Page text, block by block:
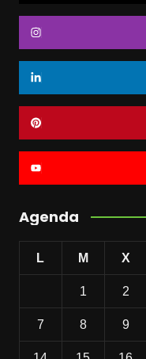
Agenda
L M X
1 2
7 8 9